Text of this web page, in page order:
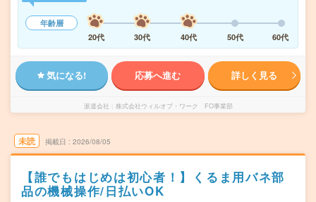
年齢層
20代
30代 40代 50代 60代
気になる! 応募へ進む 詳しく見る
派遣会社 株式会社ウィルオブ・ワーク FO事業部
未読 掲載日 2026/08/05
【誰でもはじめは初心者！】くるま用バネ部
品の機械操作/日払いOK